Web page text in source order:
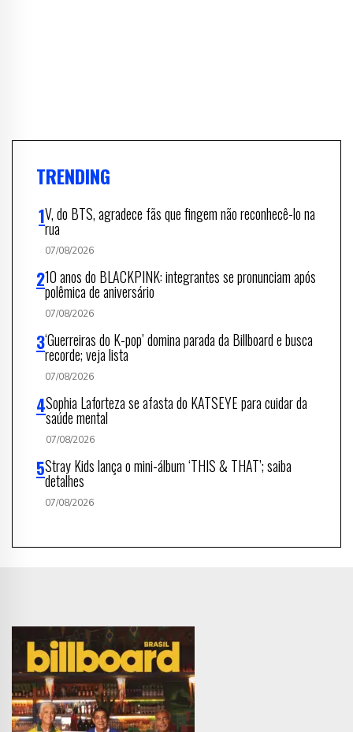
TRENDING
V, do BTS, agradece fãs que fingem não reconhecê-lo na
rua
07/08/2026
10 anos do BLACKPINK: integrantes se pronunciam após
polêmica de aniversário
07/08/2026
‘Guerreiras do K-pop’ domina parada da Billboard e busca
recorde; veja lista
07/08/2026
Sophia Laforteza se afasta do KATSEYE para cuidar da
saúde mental
07/08/2026
Stray Kids lança o mini-álbum ‘THIS & THAT’; saiba
detalhes
07/08/2026